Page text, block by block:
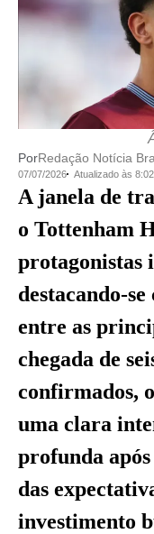
PorRedação Notícia
07/07/2026 Atualizado às
A janela de
o Tottenham
protagonistas
destacando-
entre as
chegada de
confirmados,
uma clara
profunda
das
investimento